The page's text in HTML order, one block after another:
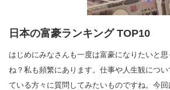
日本の富豪ランキング TOP10
はじめにみなさんも一度は富豪になりたいと
ね？私も頻繁にあります。仕事や人生観につ
ている方々に質問してみたいものですね。今